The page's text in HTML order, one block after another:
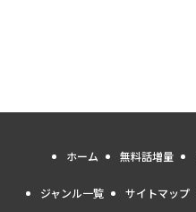
ホーム 無料話増量
ジャンル一覧 サイトマップ